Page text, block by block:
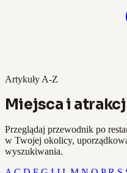
Artykuły A-Z
Miejsca i
Przeglądaj przewodnik po
w Twojej okolicy,
wyszukiwania.